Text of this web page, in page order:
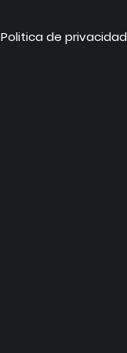
Politica de privacidad